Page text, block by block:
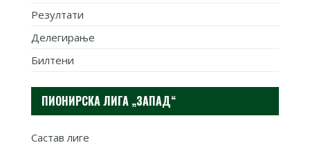
Резултати
Делегирање
Билтени
ПИОНИРСКА ЛИГА „ЗАПАД“
Састав лиге